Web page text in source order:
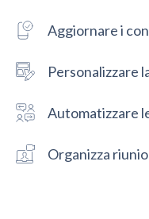
Aggiornare i
Personalizzare
Automatizzare
Organizza